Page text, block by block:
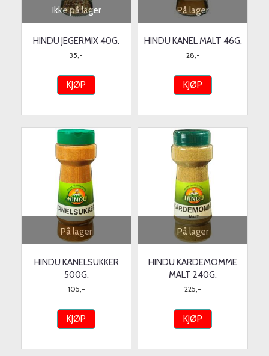
Ikke på lager
HINDU JEGERMIX 40G.
35,-
KJØP
På lager
HINDU KANEL MALT 46G.
28,-
KJØP
På lager
HINDU KANELSUKKER
500G.
105,-
KJØP
På lager
HINDU KARDEMOMME
MALT 240G.
225,-
KJØP